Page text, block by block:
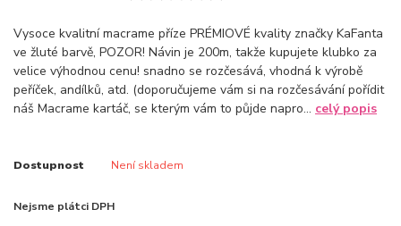
Vysoce kvalitní macrame příze PRÉMIOVÉ kvality značky KaFanta
ve žluté barvě, POZOR! Návin je 200m, takže kupujete klubko za
velice výhodnou cenu! snadno se rozčesává, vhodná k výrobě
peříček, andílků, atd. (doporučujeme vám si na rozčesávání pořídit
náš Macrame kartáč, se kterým vám to půjde napro... celý popis
Dostupnost Není skladem
Nejsme plátci DPH